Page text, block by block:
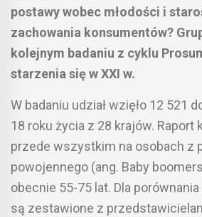
postawy wobec młodości i
zachowania konsumentów?
kolejnym badaniu z cyklu
starzenia się w XXI w.
W badaniu udział wzięło 12 521
18 roku życia z 28 krajów. Raport
przede wszystkim na osobach z
powojennego (ang. Baby
obecnie 55-75 lat. Dla
są zestawione z